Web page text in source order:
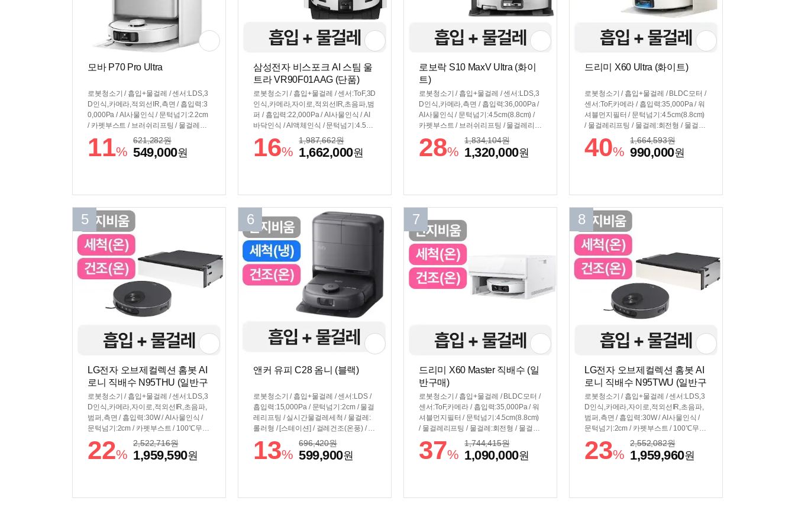
모바 P70 Pro Ultra
로봇청소기 / 흡입+물걸레 / 센서:LDS,3
D인식,카메라,적외선IR,측면 / 흡입력:3
0,000Pa / AI사물인식 / 문턱넘기:2.2cm
/ 카펫부스트 / 브러쉬리프팅 / 물걸레리
프팅 / 물걸레:회전형 / 물걸레확장암 /
[스테이션] / 먼지비움 / 걸레세척(온수) /
걸레건조(온풍) / 걸레탈부착 / 세제투입
11%
621,282원
549,000원
삼성전자 비스포크 AI 스팀 울
트라 VR90F01AAG (단품)
로봇청소기 / 흡입+물걸레 / 센서:ToF,3D
인식,카메라,자이로,적외선IR,초음파,범
퍼 / 흡입력:22,000Pa / AI사물인식 / AI
바닥인식 / AI액체인식 / 문턱넘기:4.5cm
(6cm) / 카펫부스트 / 브러쉬리프팅 / 물
걸레리프팅 / 물걸레:회전형 / 물걸레확
장암 / [스테이션] / 먼지비움 / 걸레세척
무게:4.3kg / 크기(가로x세로x깊이): 청
소기 359x100x364mm 스테이션 444x5
20x510mm
16%
1,987,662원
1,662,000원
로보락 S10 MaxV Ultra (화이
트)
로봇청소기 / 흡입+물걸레 / 센서:LDS,3
D인식,카메라,측면 / 흡입력:36,000Pa /
AI사물인식 / 문턱넘기:4.5cm(8.8cm) /
카펫부스트 / 브러쉬리프팅 / 물걸레리프
팅 / 물걸레:음파진동형 / 물걸레확장암 /
[스테이션] / 먼지비움 / 걸레세척(온수) /
걸레건조(온풍) / 걸레탈부착 / 세제투입
28%
1,834,104원
1,320,000원
드리미 X60 Ultra (화이트)
로봇청소기 / 흡입+물걸레 / BLDC모터 /
센서:ToF,카메라 / 흡입력:35,000Pa / 워
셔블먼지필터 / 문턱넘기:4.5cm(8.8cm)
/ 물걸레리프팅 / 물걸레:회전형 / 물걸레
확장암 / [스테이션] / 걸레건조(온풍) / 세
제투입 / 걸레탈부착 / 먼지비움 / 걸레세
척(온수) / 자동충전 / [규격] / 색상:화이
40%
1,664,593원
990,000원
5
LG전자 오브제컬렉션 홈봇 AI
로니 직배수 N95THU (일반구
매)
로봇청소기 / 흡입+물걸레 / 센서:LDS,3
D인식,카메라,자이로,적외선IR,초음파,
범퍼,측면 / 흡입력:30W / AI사물인식 /
문턱넘기:2cm / 카펫부스트 / 100℃무빙
스팀 / 물걸레리프팅 / 물걸레:회전형 / 물
걸레확장암 / [스테이션] / 먼지비움 / 걸
레세척(온수) / 걸레건조(온풍) / 직배수 /
22%
2,522,716원
1,959,590원
6
앤커 유피 C28 옴니 (블랙)
로봇청소기 / 흡입+물걸레 / 센서:LDS /
흡입력:15,000Pa / 문턱넘기:2cm / 물걸
레리프팅 / 실시간물걸레세척 / 물걸레:
롤러형 / [스테이션] / 걸레건조(온풍) / 자
동충전 / 먼지비움 / 걸레세척(냉수) / 플
레이트분리 / [규격] / 색상:블랙 / 무게:5.
05kg / 크기(가로x세로x깊이): 청소기 3
13%
696,420원
599,900원
7
드리미 X60 Master 직배수 (일
반구매)
로봇청소기 / 흡입+물걸레 / BLDC모터 /
센서:ToF,카메라 / 흡입력:35,000Pa / 워
셔블먼지필터 / 문턱넘기:4.5cm(8.8cm)
/ 물걸레리프팅 / 물걸레:회전형 / 물걸레
확장암 / [스테이션] / 걸레건조(온풍) / 직
배수 / 먼지비움 / 세제투입 / 걸레탈부착
/ 걸레세척(온수) / 자동충전 / [규격] / 색
37%
1,744,415원
1,090,000원
8
LG전자 오브제컬렉션 홈봇 AI
로니 직배수 N95TWU (일반구
매)
로봇청소기 / 흡입+물걸레 / 센서:LDS,3
D인식,카메라,자이로,적외선IR,초음파,
범퍼,측면 / 흡입력:30W / AI사물인식 /
문턱넘기:2cm / 카펫부스트 / 100℃무빙
스팀 / 물걸레리프팅 / 물걸레:회전형 / 물
걸레확장암 / [스테이션] / 먼지비움 / 걸
레세척(온수) / 걸레건조(온풍) / 직배수 /
23%
2,552,082원
1,959,960원